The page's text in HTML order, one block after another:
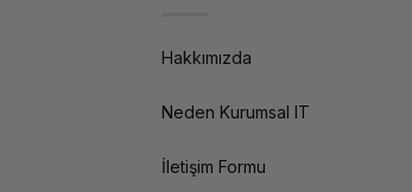
Hakkımızda
Neden Kurumsal IT
İletişim Formu